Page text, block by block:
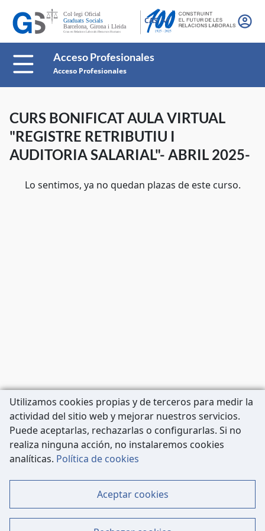
CAS
Acceso Profesionales
Acceso Profesionales
CURS BONIFICAT AULA VIRTUAL
"REGISTRE RETRIBUTIU I
AUDITORIA SALARIAL"- ABRIL 2025-
Lo sentimos, ya no quedan plazas de este curso.
Carrer de Còrsega, 227
Tel: 933 63 33 80
Mapa Web
Utilizamos cookies propias y de terceros para medir la
actividad del sitio web y mejorar nuestros servicios.
Puede aceptarlas, rechazarlas o configurarlas. Si no
realiza ninguna acción, no instalaremos cookies
analíticas. Política de cookies
Aceptar cookies